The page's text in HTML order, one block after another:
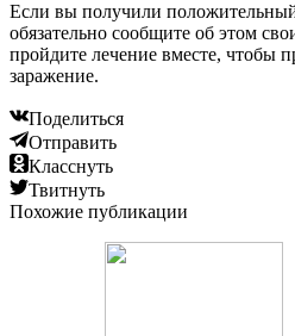
Если вы получили положительный
обязательно сообщите об этом
пройдите лечение вместе, чтобы
заражение.
Поделиться
Отправить
Класснуть
Твитнуть
Похожие публикации